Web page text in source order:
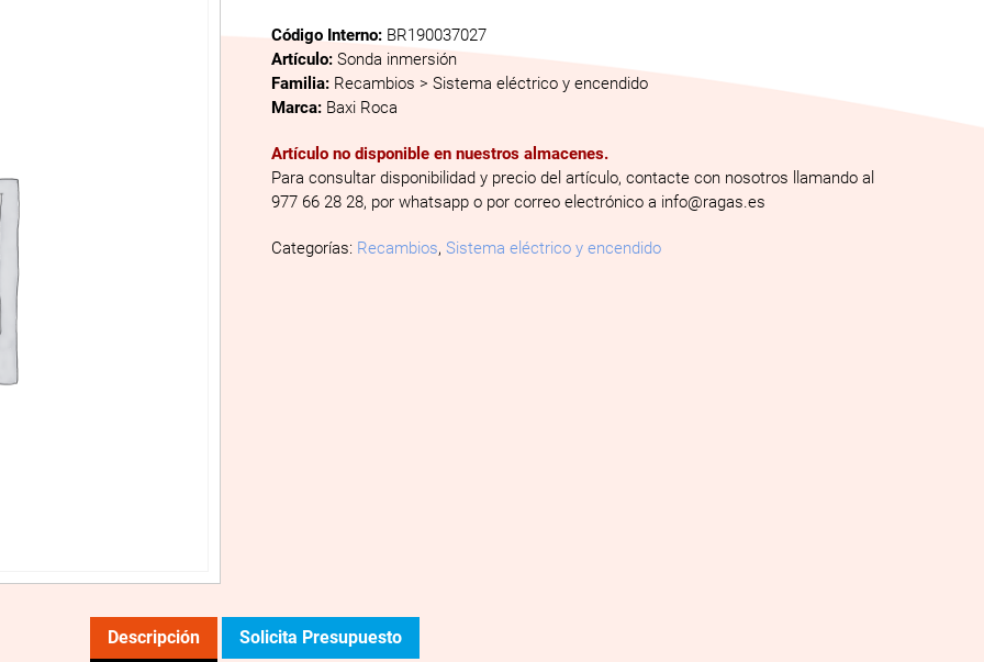
Código Interno: BR190037027
Artículo:Sonda inmersión
Familia: Recambios > Sistema eléctrico y encendido
Marca: Baxi Roca
Artículo no disponible en nuestros almacenes.
Para consultar disponibilidad y precio del artículo, contacte con nosotros llamando al
977 66 28 28, por whatsapp o por correo electrónico a info@ragas.es
Categorías: Recambios,Sistema eléctrico y encendido
Descripción Solicita Presupuesto